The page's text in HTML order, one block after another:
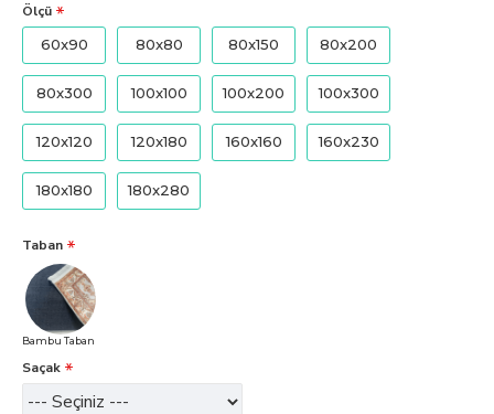
Ölçü
60x90
80x80 80x150 80x200
80x300 100x100 100x200 100x300
120x120 120x180 160x160 160x230
180x180 180x280
Taban
Bambu Taban
Saçak